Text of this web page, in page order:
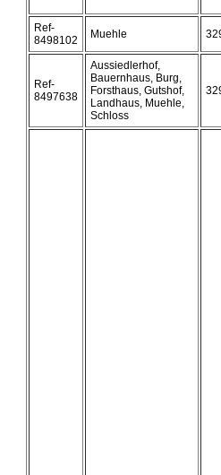
Ref-
8498102
Muehle
Ref-
8497638
Aussiedlerhof,
Bauernhaus, Burg,
Forsthaus, Gutshof,
Landhaus, Muehle,
Schloss